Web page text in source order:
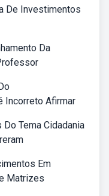
De Investimentos
Da
Incorreto Afirmar
Tema Cidadania
Em
Matrizes